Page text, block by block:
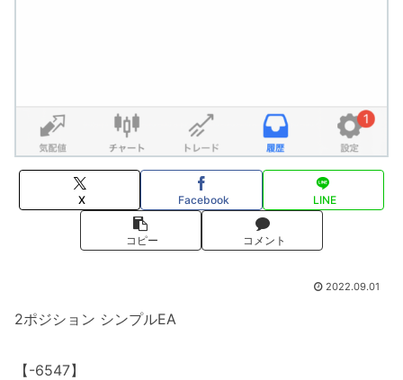
X Facebook LINE
コピー コメント
2022.09.01
2ポジション シンプルEA
【-6547】